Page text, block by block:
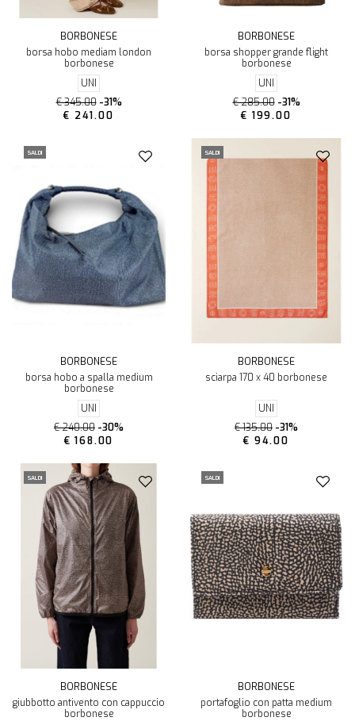
BORBONESE
borsa hobo mediam london
borbonese
UNI
€ 345.00 -31%
€ 241.00
BORBONESE
borsa shopper grande flight
borbonese
UNI
€ 285.00 -31%
€ 199.00
SALDI
BORBONESE
borsa hobo a spalla medium
borbonese
UNI
€ 240.00 -30%
€ 168.00
SALDI
BORBONESE
sciarpa 170 x 40 borbonese
UNI
€ 135.00 -31%
€ 94.00
SALDI
BORBONESE
giubbotto antivento con cappuccio
borbonese
SALDI
BORBONESE
portafoglio con patta medium
borbonese